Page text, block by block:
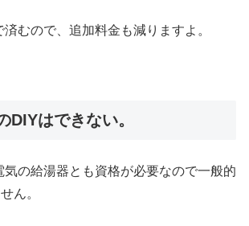
むので、追加料金も減りますよ。
DIYはできない。
気の給湯器とも資格が必要なので一般的
ん。